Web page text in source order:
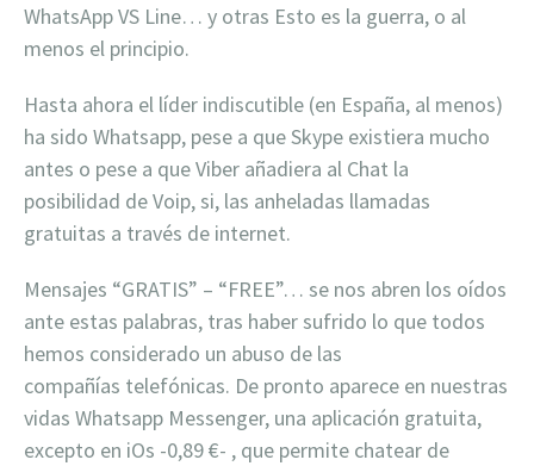
WhatsApp VS Line… y otras Esto es la guerra, o al
menos el principio.
Hasta ahora el líder indiscutible (en España, al menos)
ha sido Whatsapp, pese a que Skype existiera mucho
antes o pese a que Viber añadiera al Chat la
posibilidad de Voip, si, las anheladas llamadas
gratuitas a través de internet.
Mensajes “GRATIS” – “FREE”… se nos abren los oídos
ante estas palabras, tras haber sufrido lo que todos
hemos considerado un abuso de las
compañías telefónicas. De pronto aparece en nuestras
vidas Whatsapp Messenger, una aplicación gratuita,
excepto en iOs -0,89 €- , que permite chatear de